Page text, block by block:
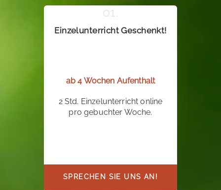
Einzelunterricht Geschenkt!
ab 4 Wochen Aufenthalt
2 Std. Einzelunterricht online
pro gebuchter Woche.
SPRECHEN SIE UNS AN!